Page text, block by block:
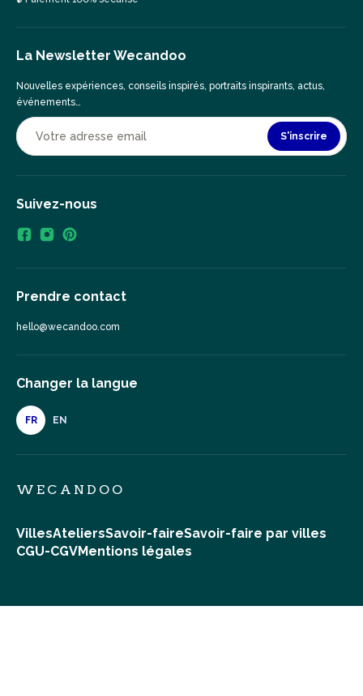
La Newsletter Wecandoo
Nouvelles expériences, conseils inspirés, portraits inspirants, actus,
événements…
S'inscrire
Suivez-nous
Prendre contact
hello@wecandoo.com
Changer la langue
FR EN
WECANDOO
VillesAteliersSavoir-faireSavoir-faire par villes
CGU-CGVMentions légales